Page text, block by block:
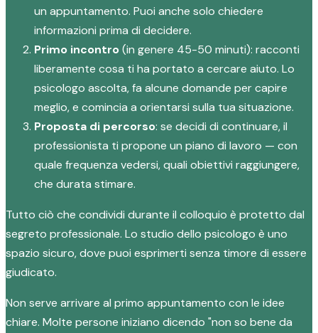
un appuntamento. Puoi anche solo chiedere
informazioni prima di decidere.
Primo incontro(in genere 45-50 minuti): racconti
liberamente cosa ti ha portato a cercare aiuto. Lo
psicologo ascolta, fa alcune domande per capire
meglio, e comincia a orientarsi sulla tua situazione.
Proposta di percorso: se decidi di continuare, il
professionista ti propone un piano di lavoro — con
quale frequenza vedersi, quali obiettivi raggiungere,
che durata stimare.
Tutto ciò che condividi durante il colloquio è protetto dal
segreto professionale. Lo studio dello psicologo è uno
spazio sicuro, dove puoi esprimerti senza timore di essere
giudicato.
Non serve arrivare al primo appuntamento con le idee
chiare. Molte persone iniziano dicendo "non so bene da